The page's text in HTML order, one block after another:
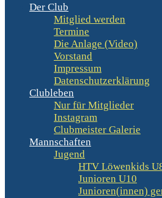
Der Club
Mitglied werden
Termine
Die Anlage (Video)
Vorstand
Impressum
Datenschutzerklärung
Clubleben
Nur für Mitglieder
Instagram
Clubmeister Galerie
Mannschaften
Jugend
HTV Löwenkids
Junioren U10
Junioren(innen)